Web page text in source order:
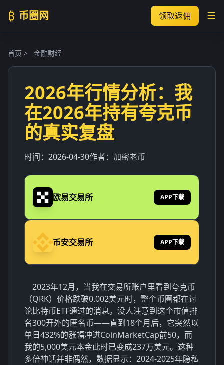
₿ 币圈网 领取返佣 ☰
首页 > 金融财经
2026年行情分析：我
在2026年持有夸克币
的真实复盘
时间： 2026-04-30作者： 加密老币
欧易交易所 APP下载
币安交易所 APP下载
2023年12月，当我在交易所账户里看到夸克币
（QRK）价格跌破0.002美元时，整个币圈都在讨
论比特币ETF通过的消息。没人注意到这个市值排
名300开外的匿名币——直到18个月后，它突然以
单日432%的涨幅冲进CoinMarketCap前50，而
我的5,000美元本金此时已变成237万美元。这种
多倍神话并非偶然，数据显示：2024-2025年隐私